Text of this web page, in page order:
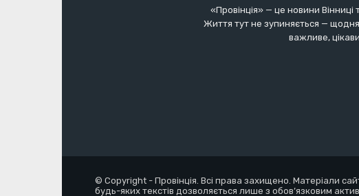
«Провінція» — це новини
Життя тут не зупиняється — щодня
важливе,
© Copyright - Провінція. Всі права захищено. Матеріали
будь-яких текстів дозволяється лише з обов’язковим